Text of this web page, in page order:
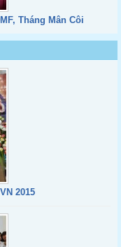
Tháng Mân Côi
2015